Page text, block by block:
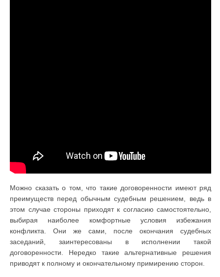
Можно сказать о том, что такие договоренности имеют ряд
преимуществ перед обычным судебным решением, ведь в
этом случае стороны приходят к согласию самостоятельно,
выбирая наиболее комфортные условия избежания
конфликта. Они же сами, после окончания судебных
заседаний, заинтересованы в исполнении такой
договоренности. Нередко такие альтернативные решения
приводят к полному и окончательному примирению сторон.